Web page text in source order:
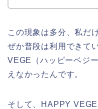
この現象は多分、私だ
ぜか普段は利用できて
VEGE（ハッピーベジ
えなかったんです。
そして、HAPPY